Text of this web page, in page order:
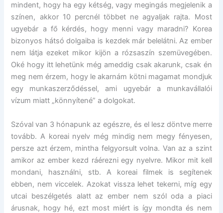
mindent, hogy ha egy kétség, vagy megingás megjelenik a
színen, akkor 10 percnél többet ne agyaljak rajta. Most
ugyebár a fő kérdés, hogy menni vagy maradni? Korea
bizonyos hátsó dolgaiba is kezdek már belelátni. Az ember
nem látja ezeket mikor kijön a rózsaszín szemüvegében.
Oké hogy itt lehetünk még ameddig csak akarunk, csak én
meg nem érzem, hogy le akarnám kötni magamat mondjuk
egy munkaszerződéssel, ami ugyebár a munkavállalói
vízum miatt „könnyítené” a dolgokat.
Szóval van 3 hónapunk az egészre, és el lesz döntve merre
tovább. A koreai nyelv még mindig nem megy fényesen,
persze azt érzem, mintha felgyorsult volna. Van az a szint
amikor az ember kezd ráérezni egy nyelvre. Mikor mit kell
mondani, használni, stb. A koreai filmek is segítenek
ebben, nem viccelek. Azokat vissza lehet tekerni, míg egy
utcai beszélgetés alatt az ember nem szól oda a piaci
árusnak, hogy hé, ezt most miért is így mondta és nem